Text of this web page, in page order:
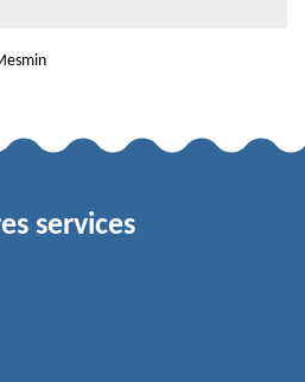
services